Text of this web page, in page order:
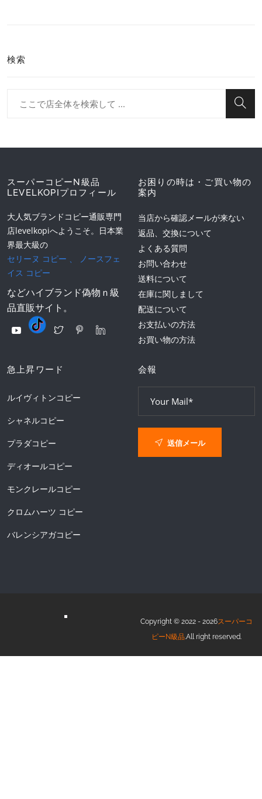
検索
スーパーコピーN級品
LEVELKOPIプロフィール
大人気ブランドコピー通販専門
店levelkopiへようこそ。日本業
界最大級の
セリーヌ コピー
ノースフェ
イス コピー
などハイブランド偽物ｎ級
品直販サイト。
お困りの時は・ご買い物の
案内
当店から確認メールが来ない
返品、交換について
よくある質問
お問い合わせ
送料について
在庫に関しまして
配送について
お支払いの方法
お買い物の方法
急上昇ワード
ルイヴィトンコピー
シャネルコピー
プラダコピー
ディオールコピー
モンクレールコピー
クロムハーツ コピー
バレンシアガコピー
会報
送信メール
Copyright © 2022 - 2026スーパーコ
ピーN級品.All right reserved.